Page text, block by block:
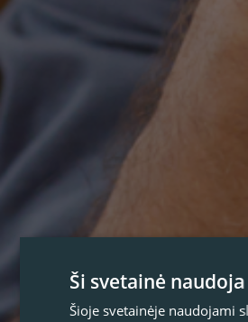
Ši svetainė
Šioje svetainėje naudojami